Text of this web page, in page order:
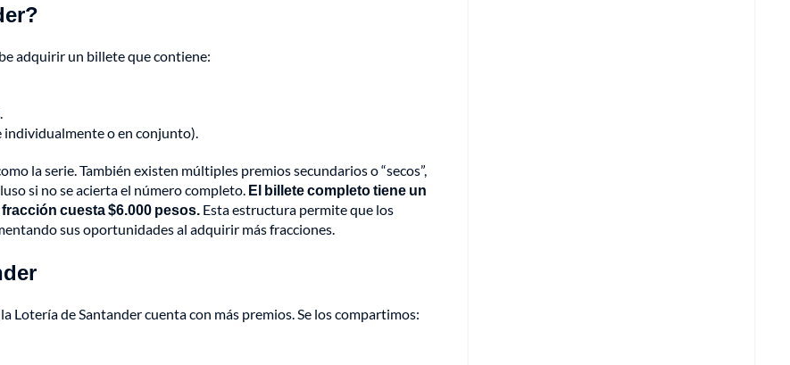
adquirir un billete que contiene:
individualmente o en conjunto).
la serie. También existen múltiples premios secundarios o “secos”,
si no se acierta el número completo. El billete completo tiene un
cuesta $6.000 pesos. Esta estructura permite que los
sus oportunidades al adquirir más fracciones.
Lotería de Santander cuenta con más premios. Se los compartimos: